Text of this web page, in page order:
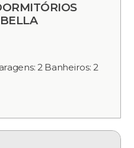
2 Banheiros: 2